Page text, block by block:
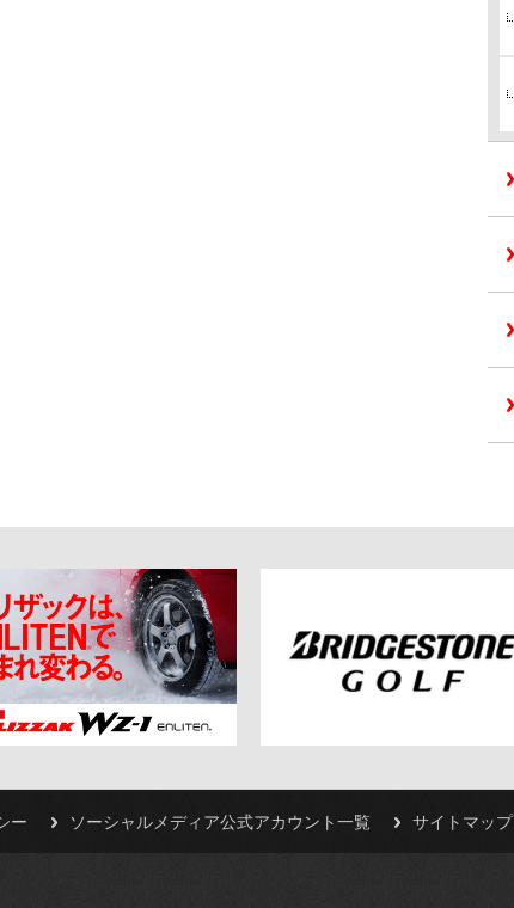
ー ソーシャルメディア公式アカウント一覧 サイトマップ